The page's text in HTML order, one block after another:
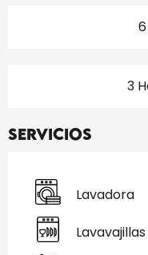
3
Servicios
Lavadora
Lavavajillas